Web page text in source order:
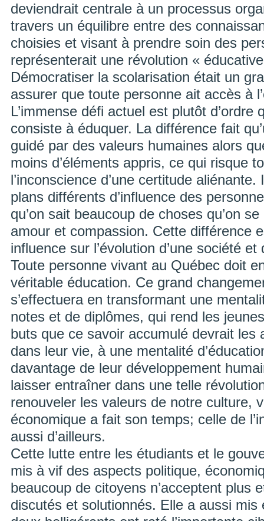
deviendrait centrale à un processus
travers un équilibre entre des
choisies et visant à prendre soin des
représenterait une révolution «
Démocratiser la scolarisation était un
assurer que toute personne ait accès à
L’immense défi actuel est plutôt d’ordre
consiste à éduquer. La différence fait
guidé par des valeurs humaines alors
moins d’éléments appris, ce qui risque
l’inconscience d’une certitude aliénante.
plans différents d’influence des
qu’on sait beaucoup de choses qu’on
amour et compassion. Cette différence
influence sur l’évolution d’une société et
Toute personne vivant au Québec doit
véritable éducation. Ce grand
s’effectuera en transformant une
notes et de diplômes, qui rend les
buts que ce savoir accumulé devrait les
dans leur vie, à une mentalité
davantage de leur développement
laisser entraîner dans une telle
renouveler les valeurs de notre culture,
économique a fait son temps; celle de
aussi d’ailleurs.
Cette lutte entre les étudiants et le
mis à vif des aspects politique,
beaucoup de citoyens n’acceptent plus
discutés et solutionnés. Elle a aussi mis